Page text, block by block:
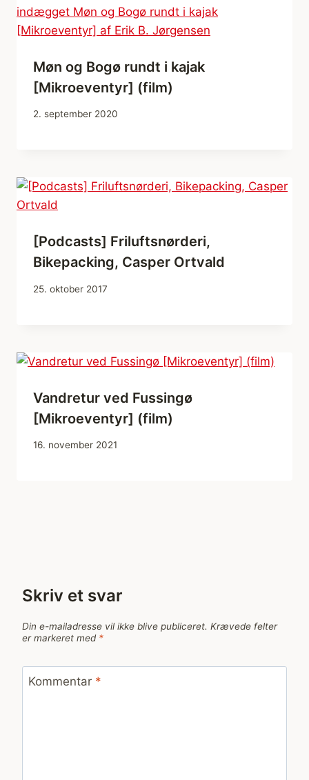
Møn og Bogø rundt i kajak
[Mikroeventyr] (film)
2. september 2020
[Podcasts] Friluftsnørderi,
Bikepacking, Casper Ortvald
25. oktober 2017
Vandretur ved Fussingø
[Mikroeventyr] (film)
16. november 2021
Skriv et svar
Din e-mailadresse vil ikke blive publiceret. Krævede felter
er markeret med *
Kommentar *